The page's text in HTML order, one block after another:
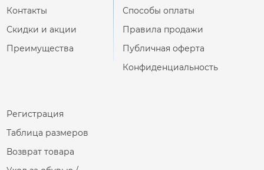
Контакты
Скидки и акции
Преимущества
Способы оплаты
Правила продажи
Публичная оферта
Конфиденциальность
Регистрация
Таблица размеров
Возврат товара